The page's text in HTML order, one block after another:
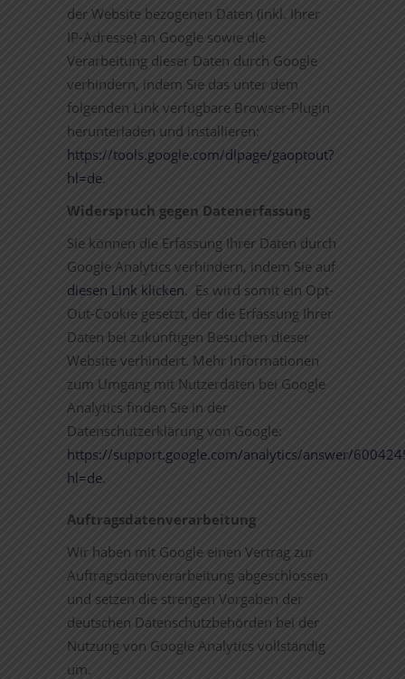
der Website bezogenen Daten (inkl. Ihrer
IP-Adresse) an Google sowie die
Verarbeitung dieser Daten durch Google
verhindern, indem Sie das unter dem
folgenden Link verfügbare Browser-Plugin
herunterladen und installieren:
https://tools.google.com/dlpage/gaoptout?
hl=de.
Widerspruch gegen Datenerfassung
Sie können die Erfassung Ihrer Daten durch
Google Analytics verhindern, indem Sie auf
diesen Link klicken. Es wird somit ein Opt-
Out-Cookie gesetzt, der die Erfassung Ihrer
Daten bei zukünftigen Besuchen dieser
Website verhindert. Mehr Informationen
zum Umgang mit Nutzerdaten bei Google
Analytics finden Sie in der
Datenschutzerklärung von Google:
https://support.google.com/analytics/answer/
hl=de.
Auftragsdatenverarbeitung
Wir haben mit Google einen Vertrag zur
Auftragsdatenverarbeitung abgeschlossen
und setzen die strengen Vorgaben der
deutschen Datenschutzbehörden bei der
Nutzung von Google Analytics vollständig
um.